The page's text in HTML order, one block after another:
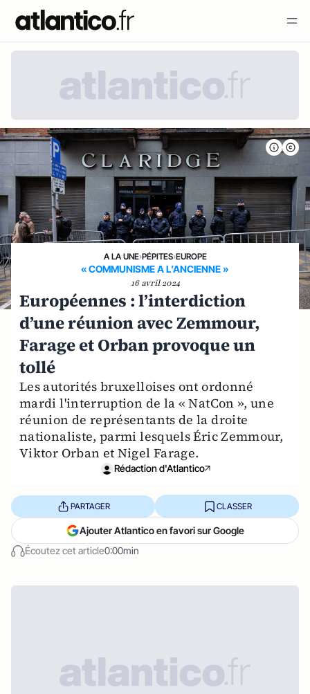
A LA UNE›PÉPITES›EUROPE
« COMMUNISME A L’ANCIENNE »
16 avril 2024
Européennes : l’interdiction
d’une réunion avec Zemmour,
Farage et Orban provoque un
tollé
Les autorités bruxelloises ont ordonné
mardi l'interruption de la « NatCon », une
réunion de représentants de la droite
nationaliste, parmi lesquels Éric Zemmour,
Viktor Orban et Nigel Farage.
Rédaction d'Atlantico
Écoutez cet article0:00min
PARTAGER CLASSER
Ajouter Atlantico en favori sur Google